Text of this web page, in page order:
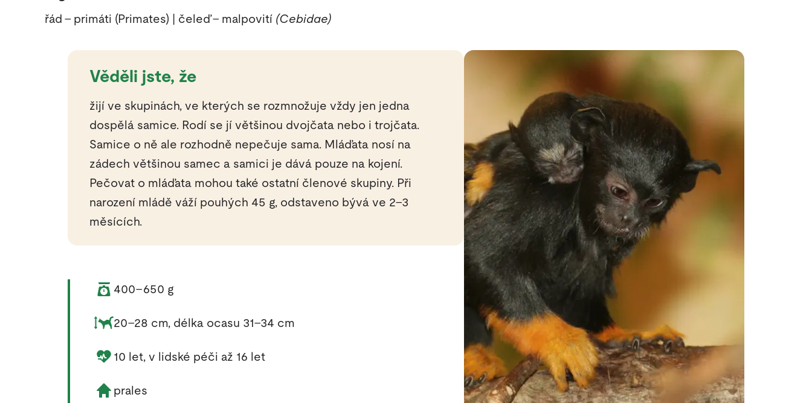
řád – primáti (Primates) | čeleď – malpovití (Cebidae)
Věděli jste, že
žijí ve skupinách, ve kterých se rozmnožuje vždy jen jedna
dospělá samice. Rodí se jí většinou dvojčata nebo i trojčata.
Samice o ně ale rozhodně nepečuje sama. Mláďata nosí na
zádech většinou samec a samici je dává pouze na kojení.
Pečovat o mláďata mohou také ostatní členové skupiny. Při
narození mládě váží pouhých 45 g, odstaveno bývá ve 2–3
měsících.
Váha zvířete:
400–650 g
Rozměry zvířete:
20–28 cm, délka ocasu 31–34 cm
Délka života zvířete:
10 let, v lidské péči až 16 let
Životní prostředí zvířete:
prales